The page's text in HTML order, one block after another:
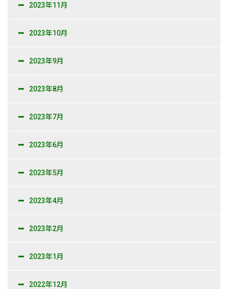
2023年11月
2023年10月
2023年9月
2023年8月
2023年7月
2023年6月
2023年5月
2023年4月
2023年2月
2023年1月
2022年12月